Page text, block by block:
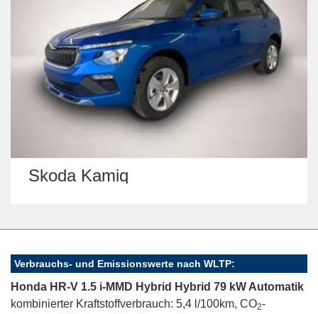
Verbrauchs- und Emissionswerte nach WLTP:
Honda HR-V 1.5 i-MMD Hybrid Hybrid 79 kW Automatik
kombinierter Kraftstoffverbrauch: 5,4 l/100km, CO2-